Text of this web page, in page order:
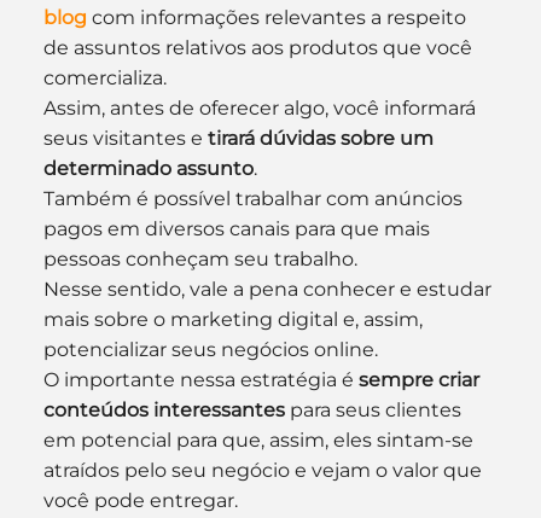
blog com informações relevantes a respeito
de assuntos relativos aos produtos que você
comercializa.
Assim, antes de oferecer algo, você informará
seus visitantes e tirará dúvidas sobre um
determinado assunto.
Também é possível trabalhar com anúncios
pagos em diversos canais para que mais
pessoas conheçam seu trabalho.
Nesse sentido, vale a pena conhecer e estudar
mais sobre o marketing digital e, assim,
potencializar seus negócios online.
O importante nessa estratégia é sempre criar
conteúdos interessantes para seus clientes
em potencial para que, assim, eles sintam-se
atraídos pelo seu negócio e vejam o valor que
você pode entregar.